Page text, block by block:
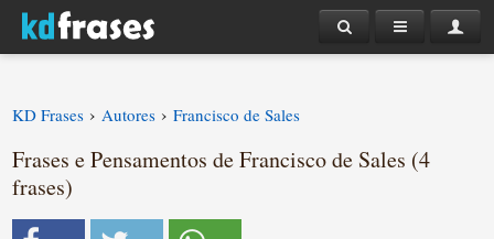
KD Frases › Autores › Francisco de Sales
Frases e Pensamentos de Francisco de Sales (4
frases)